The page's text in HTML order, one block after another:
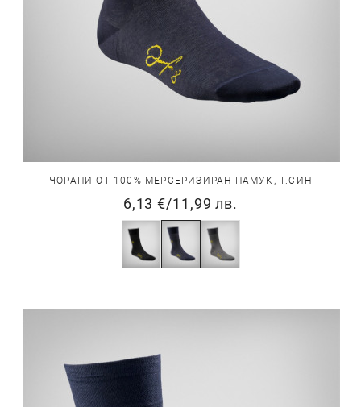
ЧОРАПИ ОТ 100% МЕРСЕРИЗИРАН ПАМУК, Т.СИН
6,13 €/11,99 лв.